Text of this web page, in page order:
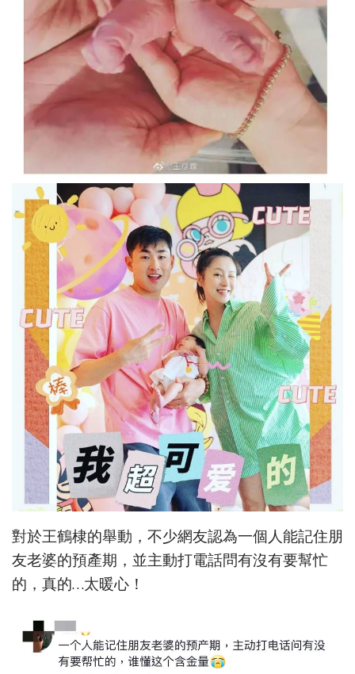
對於王鶴棣的舉動，不少網友認為一個人能記住朋
友老婆的預產期，並主動打電話問有沒有要幫忙
的，真的…太暖心！